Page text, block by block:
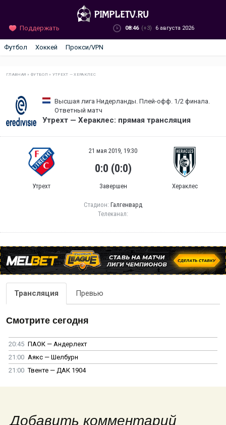
Поддержать 08:46 (+3) 6 августа 2026
Футбол Хоккей Прокси/VPN
ГЛАВНАЯ »ФУТБОЛ » УТРЕХТ — ХЕРАКЛЕС
Высшая лига Нидерланды. Плей-офф. 1/2 финала.
Ответный матч
Утрехт — Хераклес: прямая трансляция
Утрехт
21 мая 2019, 19:30
0:0 (0:0)
Завершен Хераклес
Стадион: Галгенвард
Телеканал:
Трансляция Превью
Смотрите сегодня
20:45 ПАОК — Андерлехт
21:00 Аякс — Шелбурн
21:00 Твенте — ДАК 1904
Добавить комментарий